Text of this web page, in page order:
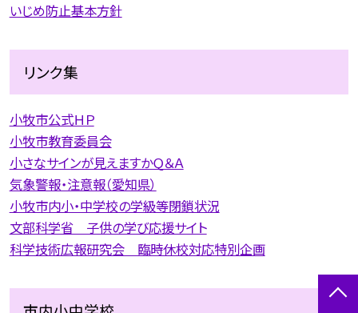
いじめ防止基本方針
リンク集
小牧市公式ＨＰ
小牧市教育委員会
小さなサインが見えますかＱ＆Ａ
気象警報・注意報（愛知県）
小牧市内小・中学校の学級等閉鎖状況
文部科学省 子供の学び応援サイト
科学技術広報研究会 臨時休校対応特別企画